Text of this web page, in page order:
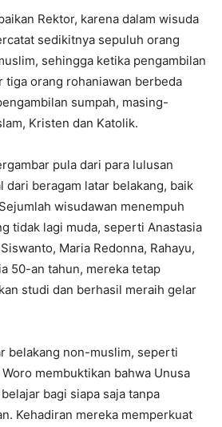
Rektor, karena dalam wisuda
sedikitnya sepuluh orang
sehingga ketika pengambilan
tiga orang rohaniawan berbeda
sumpah, masing-
Kristen dan Katolik.
pula dari para lulusan
dari beragam latar belakang, baik
wisudawan menempuh
tidak lagi muda, seperti Anastasia
Maria Redonna, Rahayu,
50-an tahun, mereka tetap
studi dan berhasil meraih gelar
belakang non-muslim, seperti
membuktikan bahwa Unusa
bagi siapa saja tanpa
Kehadiran mereka memperkuat